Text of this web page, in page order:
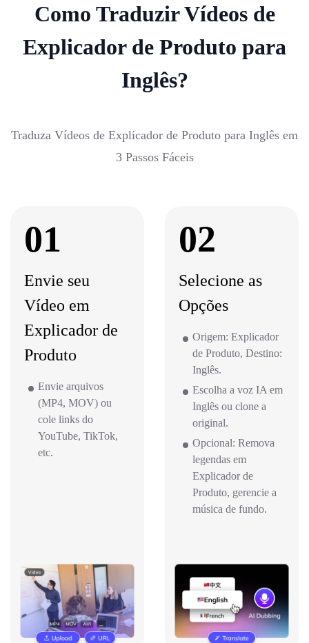
Como Traduzir Vídeos de
Explicador de Produto para
Inglês?
Traduza Vídeos de Explicador de Produto para Inglês em
3 Passos Fáceis
01
Envie seu
Vídeo em
Explicador de
Produto
Envie arquivos
(MP4, MOV) ou
cole links do
YouTube, TikTok,
etc.
02
Selecione as
Opções
Origem: Explicador
de Produto, Destino:
Inglês.
Escolha a voz IA em
Inglês ou clone a
original.
Opcional: Remova
legendas em
Explicador de
Produto, gerencie a
música de fundo.